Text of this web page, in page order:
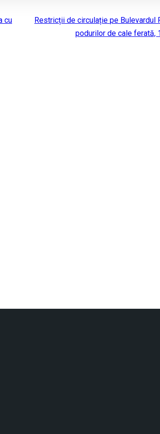
cu
Restricții de circulație pe Bulevardul
podurilor de cale ferată,